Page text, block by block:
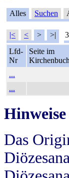
Alles Suchen
|< < > >|
Lfd-
Nr
Seite im
Kirchenbuch
...
...
Das